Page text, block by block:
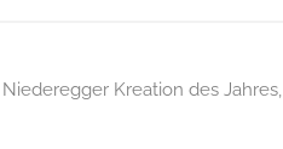
Niederegger Kreation des Jahres,